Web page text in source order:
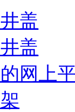
盖
盖
网上